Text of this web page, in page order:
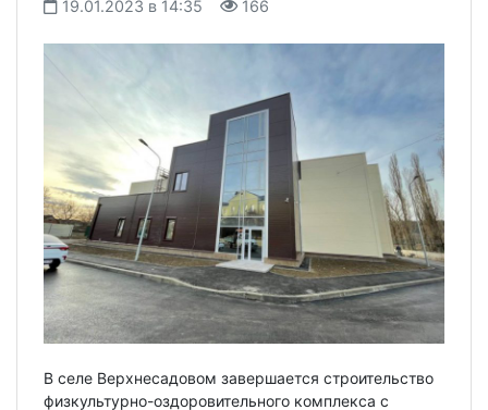
19.01.2023 в 14:35 166
В селе Верхнесадовом завершается строительство
физкультурно-оздоровительного комплекса с